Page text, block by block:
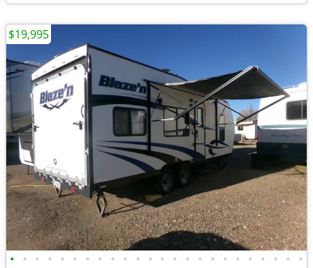
• • • • • • • • • • • • • • • • • • • • • • • •
$19,995